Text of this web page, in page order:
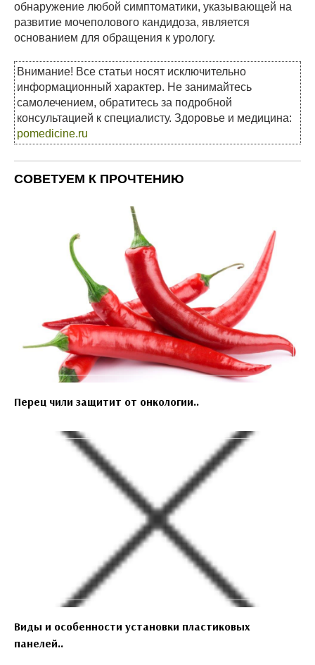
обнаружение любой симптоматики, указывающей на
развитие мочеполового кандидоза, является
основанием для обращения к урологу.
Внимание! Все статьи носят исключительно
информационный характер. Не занимайтесь
самолечением, обратитесь за подробной
консультацией к специалисту. Здоровье и медицина:
pomedicine.ru
СОВЕТУЕМ К ПРОЧТЕНИЮ
Перец чили защитит от онкологии..
Виды и особенности установки пластиковых
панелей..